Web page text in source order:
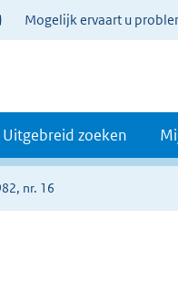
Mogelijk ervaart u
Uitgebreid zoeken
nr. 16